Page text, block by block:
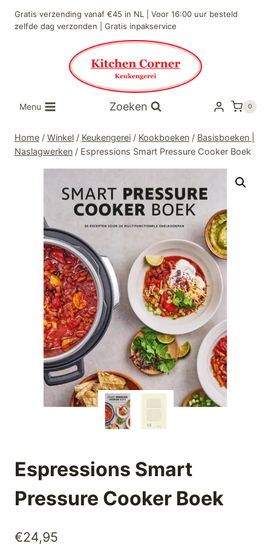
naar
Gratis verzending vanaf €45 in NL | Voor 16:00 uur besteld
zelfde dag verzonden | Gratis inpakservice
Menu Zoeken 0
Home / Winkel / Keukengerei / Kookboeken / Basisboeken |
Naslagwerken / Espressions Smart Pressure Cooker Boek
Espressions Smart
Pressure Cooker Boek
€24,95